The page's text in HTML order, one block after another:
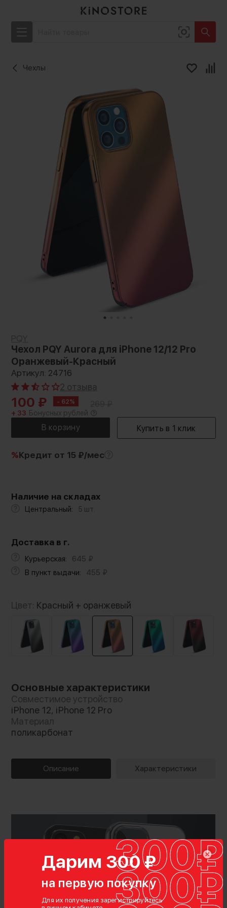
Дарим 300 ₽
на первую покупку
Для их получения зарегистрируйтесь
Чехлы
Чехол PQY Aurora для iPhone 12/12 Pro
Оранжевый-Красный
Артикул: 24716
2 отзыва
100 ₽ - 62%
+ 33 Бонусных рублей
%Кредит от 15 ₽/мес
Наличие на складах
Центральный: 5 шт.
Доставка в г.
Курьерская: 645 ₽
В пункт выдачи:
455 ₽
Цвет: Красный + оранжевый
Основные характеристики
Совместимое устройство
iPhone 12, iPhone 12 Pro
Материал
поликарбонат
Описание Характеристики